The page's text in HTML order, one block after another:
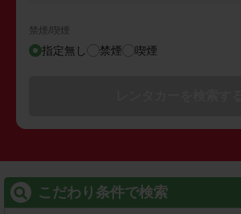
禁煙/喫煙
指定無し 禁煙 喫煙
こだわり条件で検索